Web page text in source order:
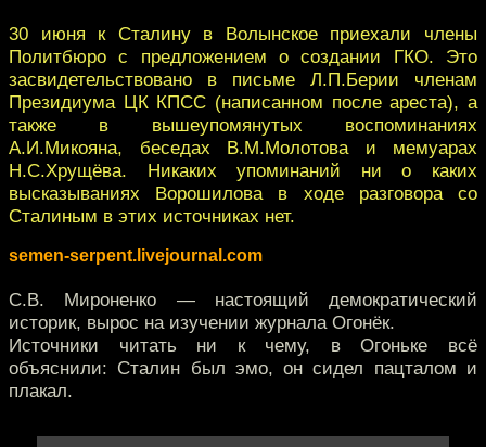
30 июня к Сталину в Волынское приехали члены
Политбюро с предложением о создании ГКО. Это
засвидетельствовано в письме Л.П.Берии членам
Президиума ЦК КПСС (написанном после ареста), а
также в вышеупомянутых воспоминаниях
А.И.Микояна, беседах В.М.Молотова и мемуарах
Н.С.Хрущёва. Никаких упоминаний ни о каких
высказываниях Ворошилова в ходе разговора со
Сталиным в этих источниках нет.
semen-serpent.livejournal.com
С.В. Мироненко — настоящий демократический
историк, вырос на изучении журнала Огонёк.
Источники читать ни к чему, в Огоньке всё
объяснили: Сталин был эмо, он сидел пацталом и
плакал.